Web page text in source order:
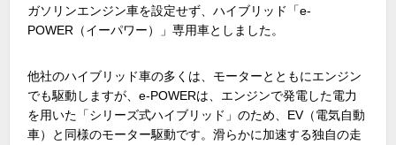
ガソリンエンジン車を設定せず、ハイブリッド「e-
POWER （イーパワー）」専用車としました。
他社のハイブリッド車の多くは、モーターとともにエンジン
でも駆動しますが、e-POWERは、エンジンで発電した電力
を用いた「シリーズ式ハイブリッド」のため、 EV（電気自動
車）と同様のモーター駆動です。滑らかに加速する独自の走